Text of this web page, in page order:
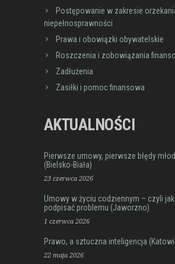
Postępowanie w zakresie
niepełnosprawności
Prawa i obowiązki obywatelskie
Roszczenia i zobowiązania
Zadłużenia
Zasiłki i pomoc finansowa
AKTUALNOŚCI
Pierwsze umowy, pierwsze błędy
(Bielsko-Biała)
23 czerwca 2026
Umowy w życiu codziennym – czyli
podpisać problemu (Jaworzno)
1 czerwca 2026
Prawo, a sztuczna inteligencja
22 maja 2026